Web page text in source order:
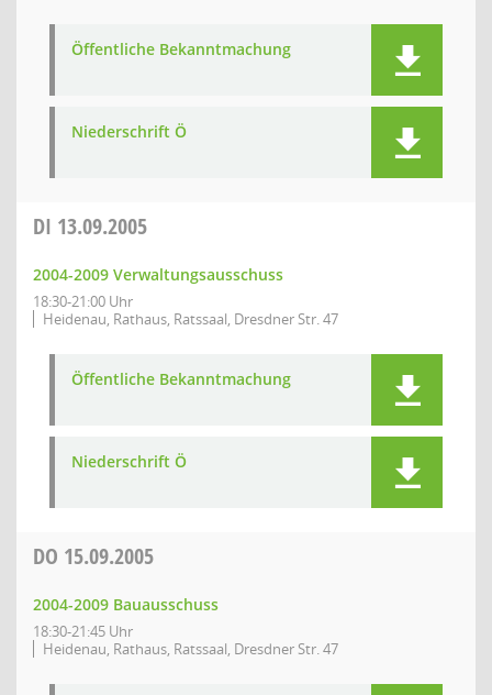
Öffentliche Bekanntmachung
Niederschrift Ö
DI 13.09.2005
2004-2009 Verwaltungsausschuss
18:30-21:00 Uhr
Heidenau, Rathaus, Ratssaal, Dresdner Str. 47
Öffentliche Bekanntmachung
Niederschrift Ö
DO 15.09.2005
2004-2009 Bauausschuss
18:30-21:45 Uhr
Heidenau, Rathaus, Ratssaal, Dresdner Str. 47